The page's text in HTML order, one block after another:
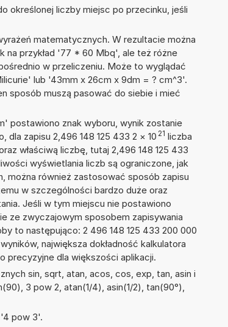
określonej liczby miejsc po przecinku, jeśli
matematycznych. W rezultacie można
na przykład '77 * 60 Mbq', ale też różne
w przeliczeniu. Może to wyglądać
lub '43mm x 26cm x 9dm = ? cm^3'.
sposób muszą pasować do siebie i mieć
postawiono znak wyboru, wynik zostanie
dla zapisu 2,496 148 125 433 2 × 10 21 liczba
właściwą liczbę, tutaj 2,496 148 125 433
wyświetlania liczb są ograniczone, jak
można również zastosować sposób zapisu
w szczególności bardzo duże oraz
Jeśli w tym miejscu nie postawiono
ze zwyczajowym sposobem zapisywania
to następująco: 2 496 148 125 433 200 000
największa dokładność kalkulatora
precyzyjne dla większości aplikacji.
sin, sqrt, atan, acos, cos, exp, tan, asin i
3 pow 2, atan(1/4), asin(1/2), tan(90°),
pow 3'.